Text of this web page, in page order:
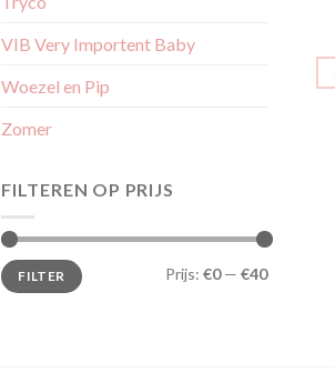
VIB Very Importent Baby
Woezel en Pip
Zomer
FILTEREN OP PRIJS
Min.
prijs
Max.
prijsFILTER Prijs: €0— €40